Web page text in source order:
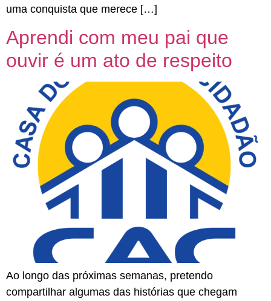
uma conquista que merece […]
Aprendi com meu pai que
ouvir é um ato de respeito
Ao longo das próximas semanas, pretendo
compartilhar algumas das histórias que chegam